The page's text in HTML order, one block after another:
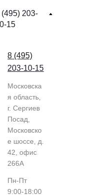
(495) 203-
15
8 (495)
203-10-15
Московска
я область,
г. Сергиев
Посад,
Московско
е шоссе, д.
42, офис
266А
Пн-Пт
9:00-18:00